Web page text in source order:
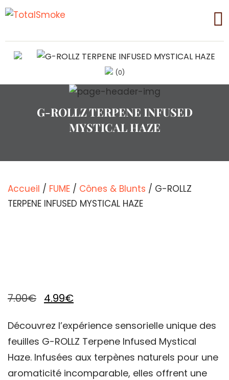
(0)
G-ROLLZ TERPENE INFUSED
MYSTICAL HAZE
Accueil / FUME / Cônes & Blunts / G-ROLLZ
TERPENE INFUSED MYSTICAL HAZE
7.00€ Le
initial
était :
7.00€.
4.99€Le
actuel
4.99€.
Découvrez l’expérience sensorielle unique des
feuilles G-ROLLZ Terpene Infused Mystical
Haze. Infusées aux terpènes naturels pour une
aromaticité incomparable, elles offrent une